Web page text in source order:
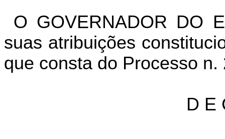
O GOVERNADOR DO
suas atribuições
que consta do Processo
D E